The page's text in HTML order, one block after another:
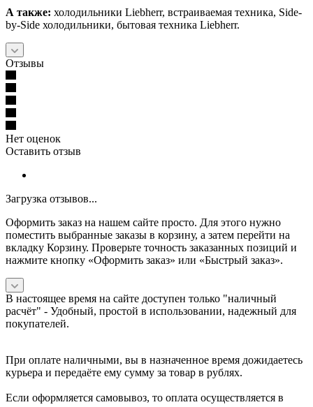
А также: холодильники Liebherr, встраиваемая техника, Side-
by-Side холодильники, бытовая техника Liebherr.
Отзывы
Нет оценок
Оставить отзыв
Загрузка отзывов...
Оформить заказ на нашем сайте просто. Для этого нужно
поместить выбранные заказы в корзину, а затем перейти на
вкладку Корзину. Проверьте точность заказанных позиций и
нажмите кнопку «Оформить заказ» или «Быстрый заказ».
В настоящее время на сайте доступен только "наличный
расчёт" - Удобный, простой в использовании, надежный для
покупателей.
При оплате наличными, вы в назначенное время дожидаетесь
курьера и передаёте ему сумму за товар в рублях.
Если оформляется самовывоз, то оплата осуществляется в